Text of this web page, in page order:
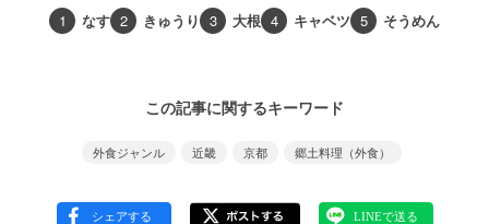
1 なす 2 きゅうり 3 大根 4 キャベツ 5 そうめん
この記事に関するキーワード
外食ジャンル 近畿 京都 郷土料理（外食）